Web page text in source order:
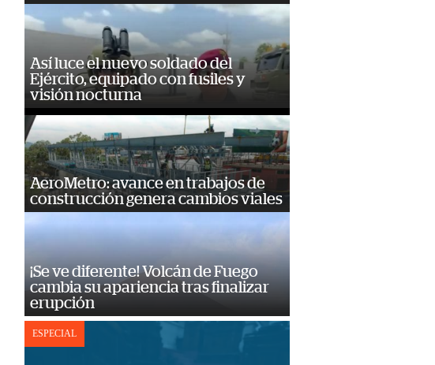
Así luce el nuevo soldado del
Ejército, equipado con fusiles y
visión nocturna
AeroMetro: avance en trabajos de
construcción genera cambios viales
¡Se ve diferente! Volcán de Fuego
cambia su apariencia tras finalizar
erupción
ESPECIAL